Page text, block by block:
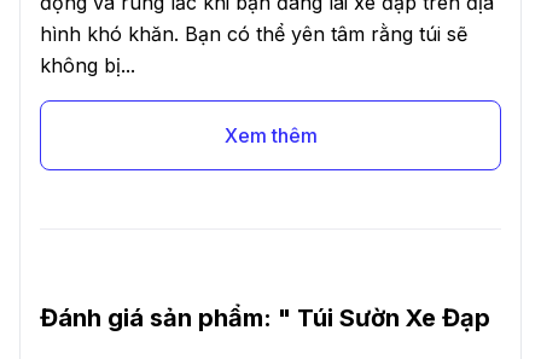
hình khó khăn. Bạn có thể yên tâm rằng túi sẽ
không bị...
Xem thêm
Đánh giá sản phẩm: " Túi Sườn Xe Đạp